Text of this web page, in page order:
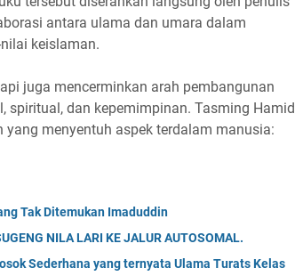
antara ulama dan umara dalam
keislaman.
juga mencerminkan arah pembangunan
spiritual, dan kepemimpinan. Tasming Hamid
menyentuh aspek terdalam manusia:
Tak Ditemukan Imaduddin
NILA LARI KE JALUR AUTOSOMAL.
Sederhana yang ternyata Ulama Turats Kelas